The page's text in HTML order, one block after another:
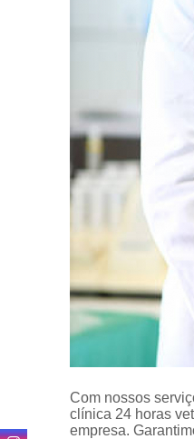
Com nossos
clínica 24 horas
empresa.